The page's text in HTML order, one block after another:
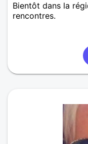
Bientôt dans la
rencontres.